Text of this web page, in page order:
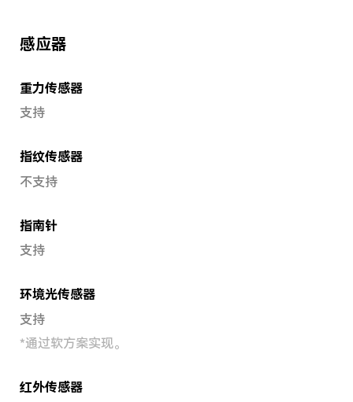
感应器
重力传感器
支持
指纹传感器
不支持
指南针
支持
环境光传感器
支持
*通过软方案实现。
红外传感器